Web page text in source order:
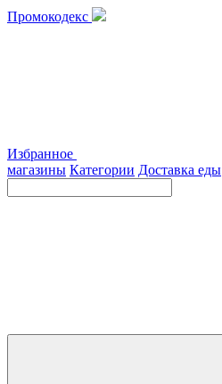
Промокодекс
Избранное
магазины Категории Доставка еды